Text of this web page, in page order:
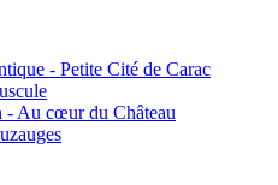
- Petite Cité de Carac
- Au cœur du Château